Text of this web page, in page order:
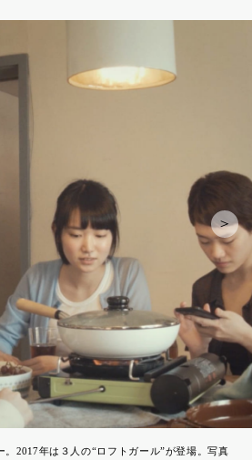
。2017年は３人の“ロフトガール”が登場。写真